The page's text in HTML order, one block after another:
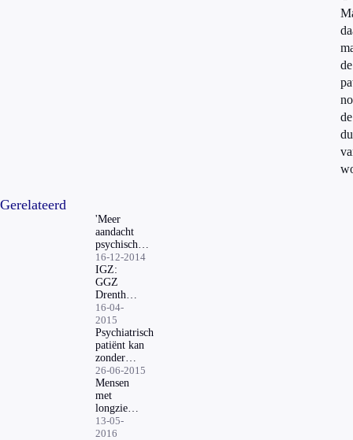
de
de
Gerelateerd
'Meer
aandacht
psychische
schade
slachtoffers'
16-12-2014
IGZ:
GGZ
Drenthe
onder
verscherpt
toezicht
16-04-
2015
Psychiatrisch
patiënt kan
zonder
isoleercel
26-06-2015
Mensen
met
longziekte
vaker
psychische
13-05-
2016